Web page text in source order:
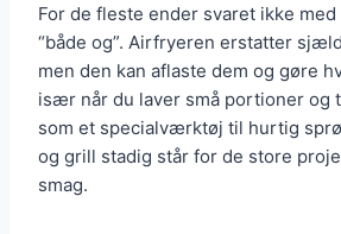
For de fleste ender svaret ikke med
“både og”. Airfryeren erstatter
men den kan aflaste dem og gøre
især når du laver små portioner og
som et specialværktøj til hurtig
og grill stadig står for de store
smag.